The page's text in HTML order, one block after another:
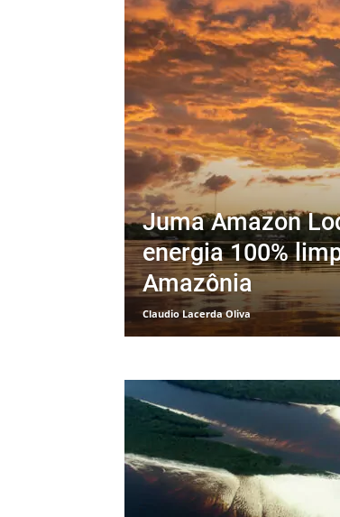
Juma Amazon
energia 100%
Amazônia
Claudio Lacerda Oliva